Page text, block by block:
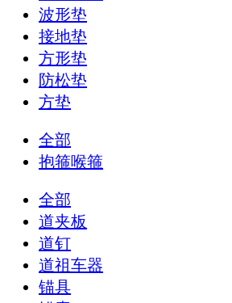
波形垫
接地垫
方形垫
防松垫
方垫
全部
抱箍喉箍
全部
道夹板
道钉
道祖车器
锚具